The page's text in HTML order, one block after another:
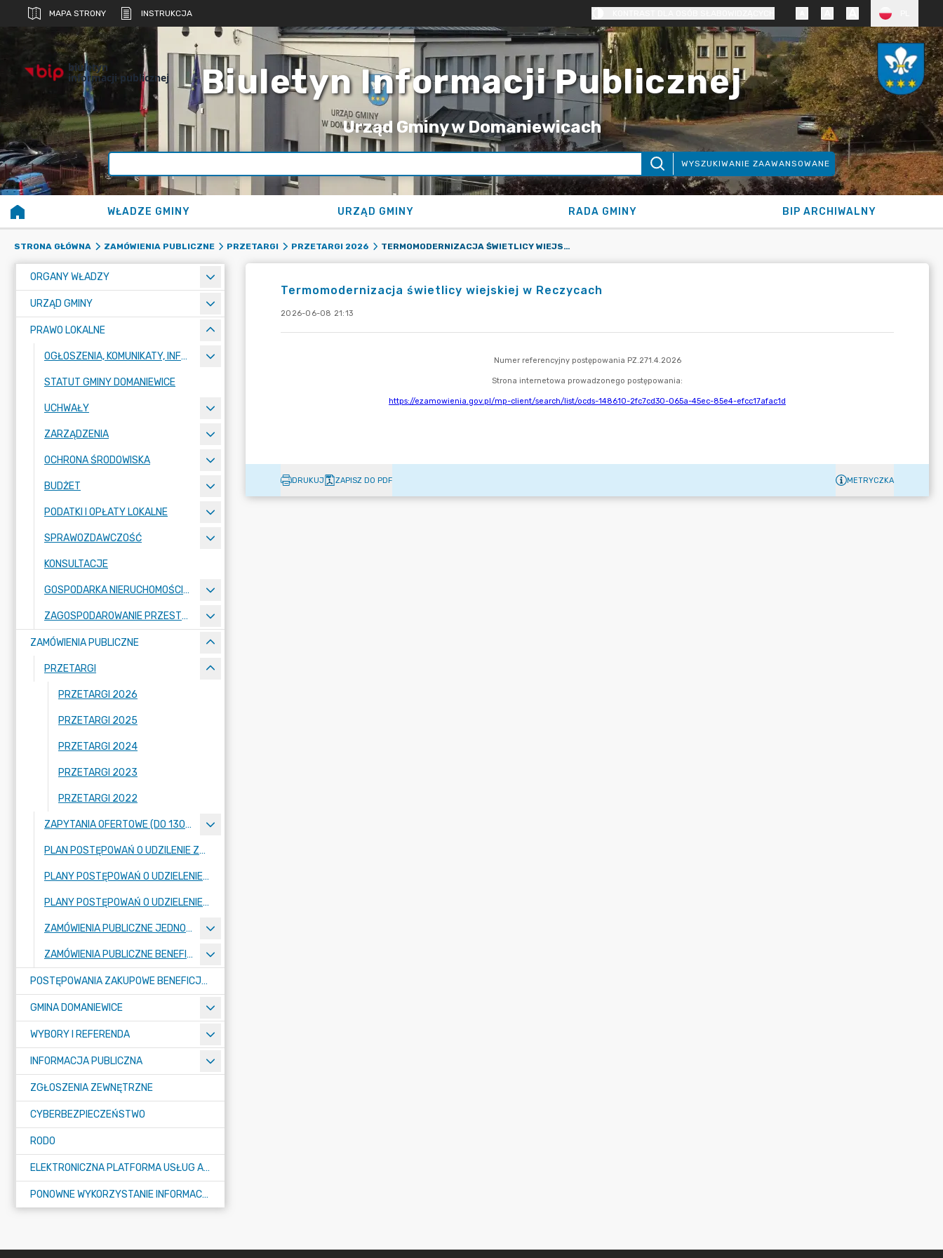
MAPA STRONY INSTRUKCJA
biuletyn
informacji publicznej Biuletyn Informacji Publicznej
Urząd Gminy w Domaniewicach
WYSZUKIWANIE ZAAWANSOWANE
WŁADZE GMINY URZĄD GMINY RADA GMINY BIP ARCHIWALNY
STRONA GŁÓWNA ZAMÓWIENIA PUBLICZNE PRZETARGI PRZETARGI 2026 TERMOMODERNIZACJA ŚWIETLICY WIEJSKIEJ W RECZYCACH
ORGANY WŁADZY
URZĄD GMINY
PRAWO LOKALNE
OGŁOSZENIA, KOMUNIKATY, INFORMACJE
STATUT GMINY DOMANIEWICE
UCHWAŁY
ZARZĄDZENIA
OCHRONA ŚRODOWISKA
BUDŻET
PODATKI I OPŁATY LOKALNE
SPRAWOZDAWCZOŚĆ
KONSULTACJE
GOSPODARKA NIERUCHOMOŚCIAMI
ZAGOSPODAROWANIE PRZESTRZENNE
ZAMÓWIENIA PUBLICZNE
PRZETARGI
PRZETARGI 2026
PRZETARGI 2025
PRZETARGI 2024
PRZETARGI 2023
PRZETARGI 2022
ZAPYTANIA OFERTOWE (DO 130.000 ZŁOTYCH NETTO)
PLAN POSTĘPOWAŃ O UDZILENIE ZAMÓWIEŃ PUBLICZNYCH
PLANY POSTĘPOWAŃ O UDZIELENIE ZAMÓWIEŃ – SZKOŁA PODSTAWOWA IM. JANA PAWŁA II W DOMANIEWICACH
PLANY POSTĘPOWAŃ O UDZIELENIE ZAMÓWIEŃ - SZKOŁA PODSTAWOWA IM. MARII KONOPNICKIEJ W SKARATKACH
ZAMÓWIENIA PUBLICZNE JEDNOSTEK ORGANIZACYJNYCH (SZKÓŁ)
ZAMÓWIENIA PUBLICZNE BENEFICJENTÓW DOTACJI
POSTĘPOWANIA ZAKUPOWE BENEFICJENTÓW DOTACJI
GMINA DOMANIEWICE
WYBORY I REFERENDA
INFORMACJA PUBLICZNA
ZGŁOSZENIA ZEWNĘTRZNE
CYBERBEZPIECZEŃSTWO
RODO
ELEKTRONICZNA PLATFORMA USŁUG ADMINISTRACJI PUBLICZNEJ - EPUAP
PONOWNE WYKORZYSTANIE INFORMACJI PUBLICZNEJ
Termomodernizacja świetlicy wiejskiej w Reczycach
2026-06-08 21:13
DRUKUJ ZAPISZ DO PDF METRYCZKA